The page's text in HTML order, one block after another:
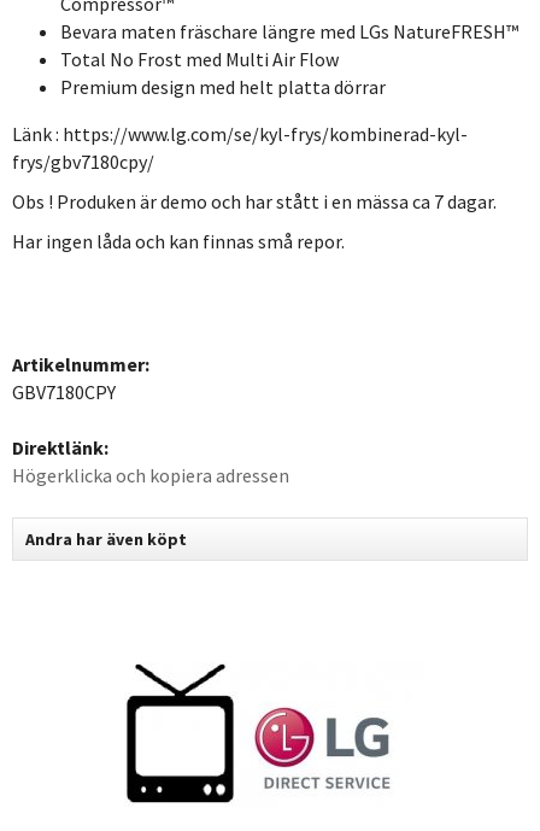
Bevara maten fräschare längre med LGs NatureFRESH™
Total No Frost med Multi Air Flow
Premium design med helt platta dörrar
Länk : https://www.lg.com/se/kyl-frys/kombinerad-kyl-
frys/gbv7180cpy/
Obs ! Produken är demo och har stått i en mässa ca 7 dagar.
Har ingen låda och kan finnas små repor.
Artikelnummer:
GBV7180CPY
Direktlänk:
Högerklicka och kopiera adressen
Andra har även köpt